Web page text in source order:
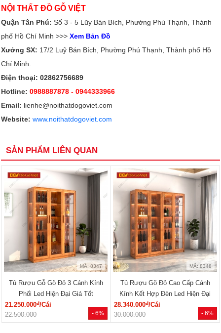
NỘI THẤT ĐỒ GỖ VIỆT
Quận Tân Phú: Số 3 - 5 Lũy Bán Bích, Phường Phú Thạnh, Thành
phố Hồ Chí Minh >>> Xem Bản Đồ
Xưởng SX: 17/2 Luỹ Bán Bích, Phường Phú Thạnh, Thành phố Hồ
Chí Minh.
Điện thoại: 02862756689
Hotline:0988887878 - 0944333966
Email: lienhe@noithatdogoviet.com
Website: www.noithatdogoviet.com
SẢN PHẨM LIÊN QUAN
- 6%
MÃ: 8347
Tủ Rượu Gỗ Gõ Đỏ 3 Cánh Kính
Phối Led Hiện Đại Giá Tốt
21.250.000đ/Cái
22.500.000
- 6%
MÃ: 8348
Tủ Rượu Gõ Đỏ Cao Cấp Cánh
Kính Kết Hợp Đèn Led Hiện Đại
28.340.000đ/Cái
30.000.000